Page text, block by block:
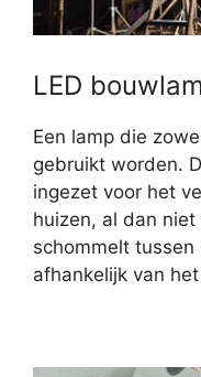
LED
Een lamp die
gebruikt worden.
ingezet voor het
huizen, al dan
schommelt
afhankelijk van